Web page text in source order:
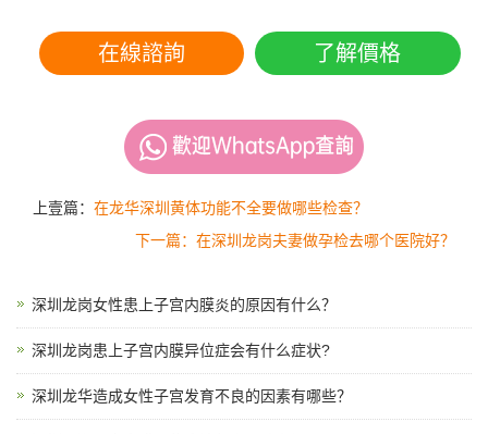
在線諮詢 了解價格
上壹篇： 在龙华深圳黄体功能不全要做哪些检查？
下一篇：在深圳龙岗夫妻做孕检去哪个医院好？
深圳龙岗女性患上子宫内膜炎的原因有什么？
深圳龙岗患上子宫内膜异位症会有什么症状?
深圳龙华造成女性子宫发育不良的因素有哪些？